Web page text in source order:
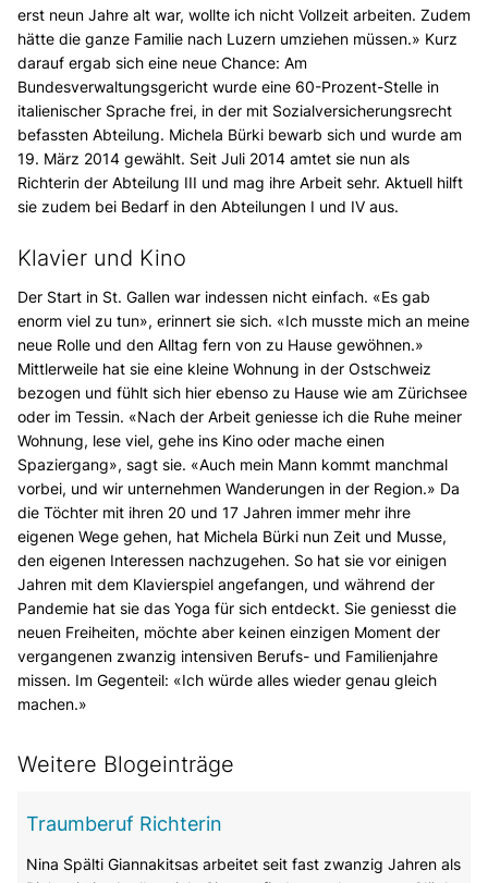
erst neun Jahre alt war, wollte ich nicht Vollzeit arbeiten. Zudem
hätte die ganze Familie nach Luzern umziehen müssen.» Kurz
darauf ergab sich eine neue Chance: Am
Bundesverwaltungsgericht wurde eine 60-Prozent-Stelle in
italienischer Sprache frei, in der mit Sozialversicherungsrecht
befassten Abteilung. Michela Bürki bewarb sich und wurde am
19. März 2014 gewählt. Seit Juli 2014 amtet sie nun als
Richterin der Abteilung III und mag ihre Arbeit sehr. Aktuell hilft
sie zudem bei Bedarf in den Abteilungen I und IV aus.
Klavier und Kino
Der Start in St. Gallen war indessen nicht einfach. «Es gab
enorm viel zu tun», erinnert sie sich. «Ich musste mich an meine
neue Rolle und den Alltag fern von zu Hause gewöhnen.»
Mittlerweile hat sie eine kleine Wohnung in der Ostschweiz
bezogen und fühlt sich hier ebenso zu Hause wie am Zürichsee
oder im Tessin. «Nach der Arbeit geniesse ich die Ruhe meiner
Wohnung, lese viel, gehe ins Kino oder mache einen
Spaziergang», sagt sie. «Auch mein Mann kommt manchmal
vorbei, und wir unternehmen Wanderungen in der Region.» Da
die Töchter mit ihren 20 und 17 Jahren immer mehr ihre
eigenen Wege gehen, hat Michela Bürki nun Zeit und Musse,
den eigenen Interessen nachzugehen. So hat sie vor einigen
Jahren mit dem Klavierspiel angefangen, und während der
Pandemie hat sie das Yoga für sich entdeckt. Sie geniesst die
neuen Freiheiten, möchte aber keinen einzigen Moment der
vergangenen zwanzig intensiven Berufs- und Familienjahre
missen. Im Gegenteil: «Ich würde alles wieder genau gleich
machen.»
Weitere Blogeinträge
Traumberuf Richterin
Nina Spälti Giannakitsas arbeitet seit fast zwanzig Jahren als